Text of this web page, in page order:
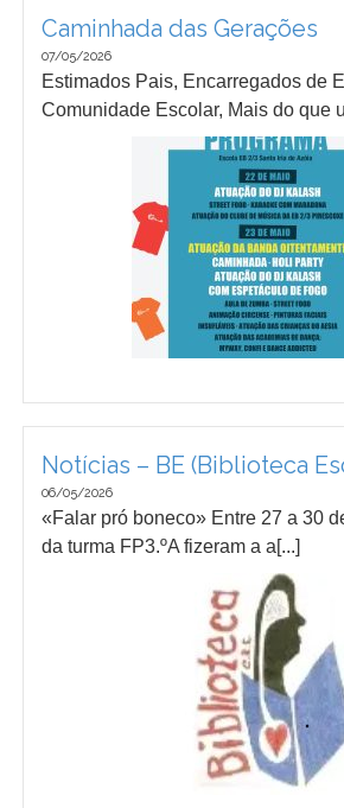
Caminhada das Gerações
07/05/2026
Estimados Pais, Encarregados de
Comunidade Escolar, Mais do que
Notícias – BE (Biblioteca
06/05/2026
«Falar pró boneco» Entre 27 a 30
da turma FP3.ºA fizeram a a[...]